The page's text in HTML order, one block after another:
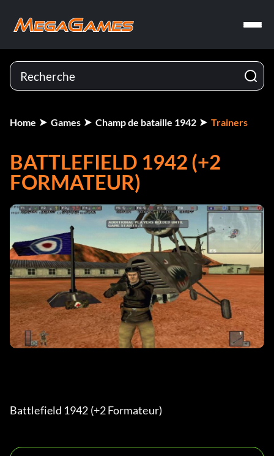
Home Games Champ de bataille 1942 Trainers
BATTLEFIELD 1942 (+2
FORMATEUR)
Battlefield 1942 (+2 Formateur)